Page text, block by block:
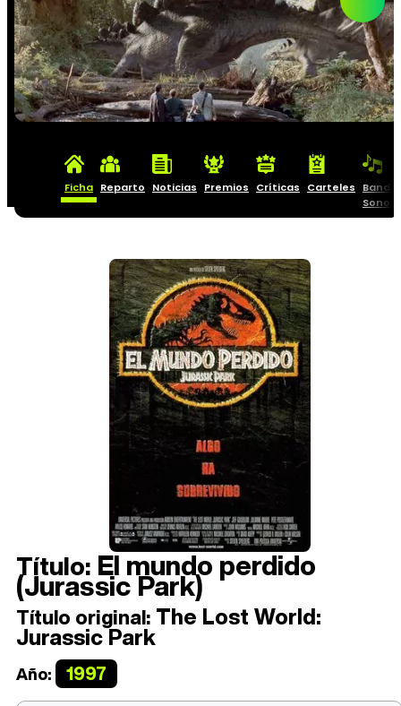
Ficha Reparto Noticias Premios Críticas Carteles
Banda
Sonora
Título: El mundo perdido
(Jurassic Park)
Título original: The Lost World:
Jurassic Park
Año: 1997